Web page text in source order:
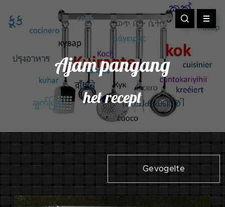
Ajam pangang
het recept
Gevogelte